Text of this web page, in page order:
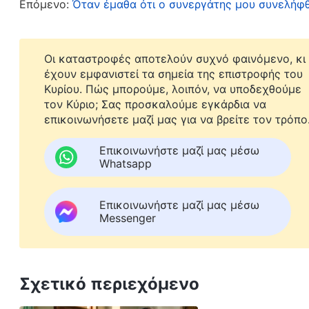
αδελφές φοβόντουσαν κάθε φορά που ήθελε
παράπονα για εκείνη. Όταν οι αδελφοί και οι
δεχόταν, αλλά, αντίθετα, τους έκανε αυστηρές
εκείνη και ανέφεραν ένας ένας τη
καρπούς, οπότε η εκκλησία την απάλλαξε
για την απόδοσή της. Δεν περίμενα να είναι
αυθαίρετα, να τους περιορίζει και να
απαλλαγή της ήταν η δικαιοσύνη του Θεού.
προστατευθεί το έργο της εκκλησίας και τα
αυτοκριτική. Είχα μήπως το ίδιο πρόβλημα με
επικεφαλής. Όταν οι αδελφοί και οι αδελφές
ερχόντουσαν σ’ εμένα για συναναστροφή, κι
Επόμενο: Όταν έμαθα ότι ο συνεργάτης μου
Οι καταστροφές αποτελούν συχνό φαινόμενο, κι
έχουν εμφανιστεί τα σημεία της επιστροφής του
Κυρίου. Πώς μπορούμε, λοιπόν, να υποδεχθούμε
τον Κύριο; Σας προσκαλούμε εγκάρδια να
επικοινωνήσετε μαζί μας για να βρείτε τον τρόπο.
Επικοινωνήστε μαζί μας μέσω
Whatsapp
Επικοινωνήστε μαζί μας μέσω
Messenger
Σχετικό περιεχόμενο